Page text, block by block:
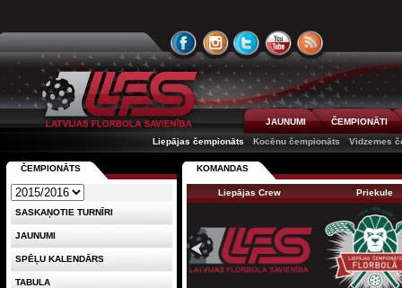
JAUNUMI
ČEMPIONĀTI
Liepājas čempionāts
Kocēnu čempionāts Vidzemes
KOMANDAS
Liepājas Crew Priekule
ČEMPIONĀTS
SASKAŅOTIE TURNĪRI
JAUNUMI
SPĒĻU KALENDĀRS
TABULA